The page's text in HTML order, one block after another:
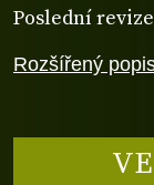
Rozšířený
Poslední revize